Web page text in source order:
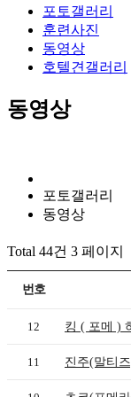
포토갤러리
훈련사진
동영상
호텔견갤러리
동영상
포토갤러리
동영상
Total 44건 3 페이지
번호
12 킹 ( 포메 )
11 진주(말티